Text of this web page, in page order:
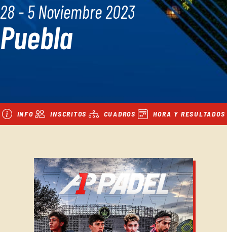
28 - 5 Noviembre 2023
Puebla
INFO INSCRITOS CUADROS HORA Y RESULTADOS